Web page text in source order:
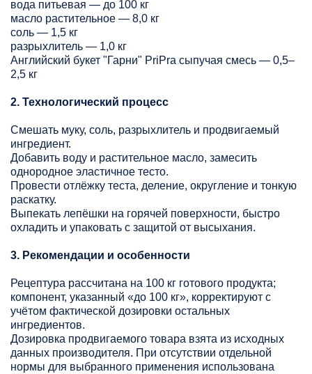
вода питьевая — до 100 кг
масло растительное — 8,0 кг
соль — 1,5 кг
разрыхлитель — 1,0 кг
Английский букет "Гарни" PriPra сыпучая смесь — 0,5–
2,5 кг
2. Технологический процесс
Смешать муку, соль, разрыхлитель и продвигаемый
ингредиент.
Добавить воду и растительное масло, замесить
однородное эластичное тесто.
Провести отлёжку теста, деление, округление и тонкую
раскатку.
Выпекать лепёшки на горячей поверхности, быстро
охладить и упаковать с защитой от высыхания.
3. Рекомендации и особенности
Рецептура рассчитана на 100 кг готового продукта;
компонент, указанный «до 100 кг», корректируют с
учётом фактической дозировки остальных
ингредиентов.
Дозировка продвигаемого товара взята из исходных
данных производителя. При отсутствии отдельной
нормы для выбранного применения использована